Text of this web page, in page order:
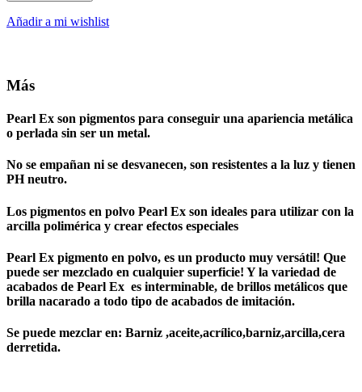
Añadir a mi wishlist
Más
Pearl Ex son pigmentos para conseguir una apariencia metálica
o perlada sin ser un metal.
No se empañan ni se desvanecen, son resistentes a la luz y tienen
PH neutro.
Los pigmentos en polvo Pearl Ex son ideales para utilizar con la
arcilla polimérica y crear efectos especiales
Pearl Ex pigmento en polvo, es un producto muy versátil! Que
puede ser mezclado en cualquier superficie! Y la variedad de
acabados de Pearl Ex es interminable, de brillos metálicos que
brilla nacarado a todo tipo de acabados de imitación.
Se puede mezclar en: Barniz ,aceite,acrílico,barniz,arcilla,cera
derretida.